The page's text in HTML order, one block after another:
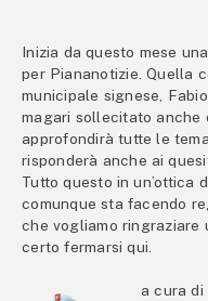
Inizia da questo mese
per Piananotizie. Quella
municipale signese,
magari sollecitato anche
approfondirà tutte le
risponderà anche ai
Tutto questo in un’ottica
comunque sta facendo
che vogliamo ringraziare
certo fermarsi qui.
a cura di